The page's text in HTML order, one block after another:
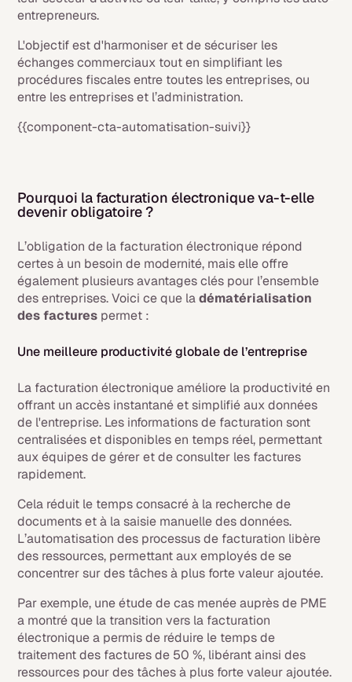
entrepreneurs.
L'objectif est d'harmoniser et de sécuriser les
échanges commerciaux tout en simplifiant les
procédures fiscales entre toutes les entreprises, ou
entre les entreprises et l’administration.
{{component-cta-automatisation-suivi}}
Pourquoi la facturation électronique va-t-elle
devenir obligatoire ?
L’obligation de la facturation électronique répond
certes à un besoin de modernité, mais elle offre
également plusieurs avantages clés pour l’ensemble
des entreprises. Voici ce que ladématérialisation
des factures permet :
Une meilleure productivité globale de l’entreprise
La facturation électronique améliore la productivité en
offrant un accès instantané et simplifié aux données
de l'entreprise. Les informations de facturation sont
centralisées et disponibles en temps réel, permettant
aux équipes de gérer et de consulter les factures
rapidement.
Cela réduit le temps consacré à la recherche de
documents et à la saisie manuelle des données.
L’automatisation des processus de facturation libère
des ressources, permettant aux employés de se
concentrer sur des tâches à plus forte valeur ajoutée.
Par exemple, une étude de cas menée auprès de PME
a montré que la transition vers la facturation
électronique a permis de réduire le temps de
traitement des factures de 50 %, libérant ainsi des
ressources pour des tâches à plus forte valeur ajoutée.